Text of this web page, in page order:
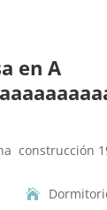
en A
construcción